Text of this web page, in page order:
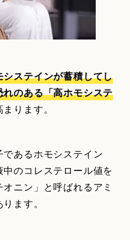
ステインが蓄積してし
のある「高ホモシステ
ります。
あるホモシステイン
中のコレステロール値を
ニン」と呼ばれるアミ
ます。